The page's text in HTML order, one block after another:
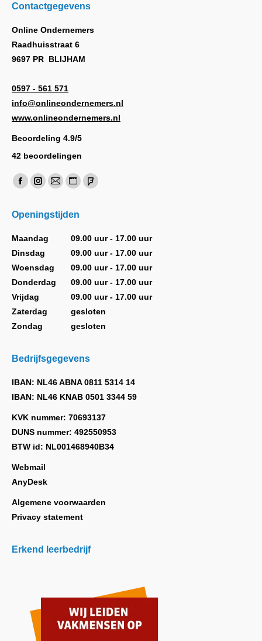
Contactgegevens
Online Ondernemers
Raadhuisstraat 6
9697 PR BLIJHAM
0597 - 561 571
info@onlineondernemers.nl
www.onlineondernemers.nl
Beoordeling 4.9/5
42 beoordelingen
Vind ons op:
Facebook
opens
new
window
Instagram
opens
in
window
Mail
opens
new
window
Website
opens
in
new
window
Foursquare
in
new
window
Openingstijden
Maandag
09.00 uur - 17.00 uur
Dinsdag
09.00 uur - 17.00 uur
Woensdag
09.00 uur - 17.00 uur
Donderdag
09.00 uur - 17.00 uur
Vrijdag
09.00 uur - 17.00 uur
Zaterdag
gesloten
Zondag
gesloten
Bedrijfsgegevens
IBAN: NL46 ABNA 0811 5314 14
IBAN: NL46 KNAB 0501 3344 59
KVK nummer: 70693137
DUNS nummer: 492550953
BTW id: NL001468940B34
Webmail
AnyDesk
Algemene voorwaarden
Privacy statement
Erkend leerbedrijf